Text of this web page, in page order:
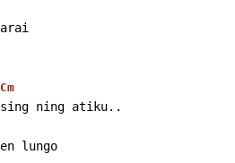
Cm
ning atiku..
lungo